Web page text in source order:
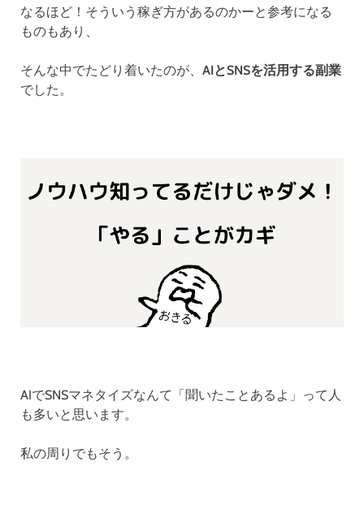
なるほど！そういう稼ぎ方があるのかーと参考になる
ものもあり、
そんな中でたどり着いたのが、 AIとSNSを活用する副業
でした。
AIでSNSマネタイズなんて「聞いたことあるよ」って人
も多いと思います。
私の周りでもそう。